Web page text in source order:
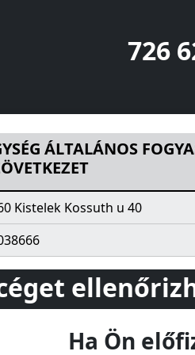
726
FOGYASZTÁSI ÉRTÉKESITÖ
ÁLTALÁNOS
Kistelek Kossuth u 40
Ha Ön